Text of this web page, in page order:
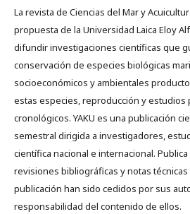
La revista de Ciencias del Mar y
propuesta de la Universidad Laica Eloy
difundir investigaciones científicas que
conservación de especies biológicas
socioeconómicos y ambientales
estas especies, reproducción y estudios
cronológicos. YAKU es una publicación
semestral dirigida a investigadores,
científica nacional e internacional.
revisiones bibliográficas y notas
publicación han sido cedidos por sus
responsabilidad del contenido de ellos.